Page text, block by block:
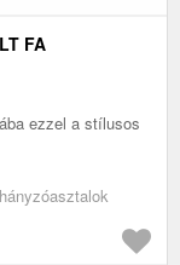
FA
ezzel a stílusos